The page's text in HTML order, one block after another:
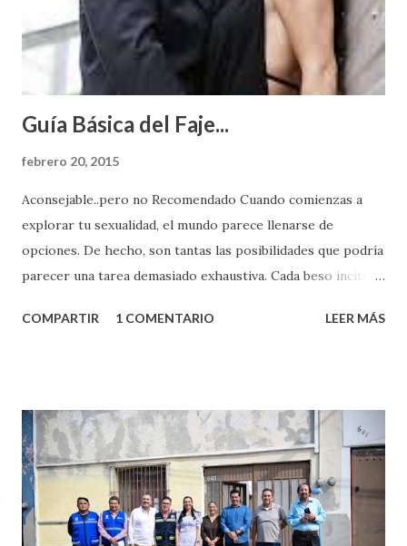
Guía Básica del Faje...
febrero 20, 2015
Aconsejable..pero no Recomendado Cuando comienzas a
explorar tu sexualidad, el mundo parece llenarse de
opciones. De hecho, son tantas las posibilidades que podría
parecer una tarea demasiado exhaustiva. Cada beso incita
partes de ti que jamás hubieras imaginado. El problema es
conoces ni la mitad de lo que deberías saber. Pero incluso
quienes ya han tenido relaciones sexuales no son expertos
o expertas en el tema. Siempre hay algo nuevo que
aprender y nuevas experiencias que conocer. Si eres una
chica y aún no has tenido relaciones sexuales, tal vez
COMPARTIR 1 COMENTARIO LEER MÁS